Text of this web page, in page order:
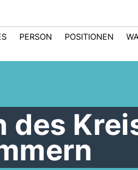
PERSON POSITIONEN
des